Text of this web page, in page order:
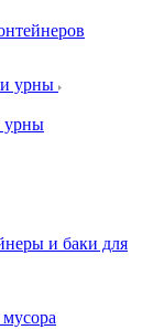
урны
урны
и баки для